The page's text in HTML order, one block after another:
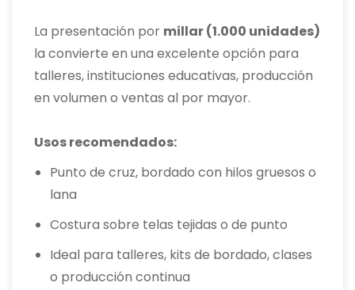
La presentación por millar (1.000 unidades)
la convierte en una excelente opción para
talleres, instituciones educativas, producción
en volumen o ventas al por mayor.
Usos recomendados:
Punto de cruz, bordado con hilos gruesos o
lana
Costura sobre telas tejidas o de punto
Ideal para talleres, kits de bordado, clases
o producción continua